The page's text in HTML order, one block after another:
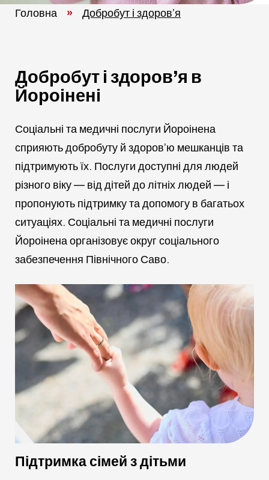
Головна » Добробут і здоров’я
Добробут і здоров’я в
Йороінені
Соціальні та медичні послуги Йороінена
сприяють добробуту й здоров’ю мешканців та
підтримують їх. Послуги доступні для людей
різного віку — від дітей до літніх людей — і
пропонують підтримку та допомогу в багатьох
ситуаціях. Соціальні та медичні послуги
Йороінена організовує округ соціального
забезпечення Північного Саво.
Підтримка сімей з дітьми